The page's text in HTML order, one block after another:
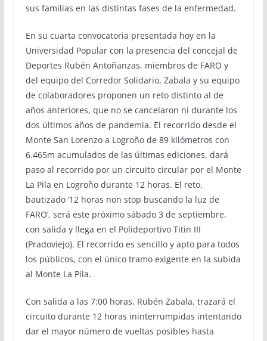
sus familias en las distintas fases de la enfermedad.
En su cuarta convocatoria presentada hoy en la
Universidad Popular con la presencia del concejal de
Deportes Rubén Antoñanzas, miembros de FARO y
del equipo del Corredor Solidario, Zabala y su equipo
de colaboradores proponen un reto distinto al de
años anteriores, que no se cancelaron ni durante los
dos últimos años de pandemia. El recorrido desde el
Monte San Lorenzo a Logroño de 89 kilómetros con
6.465m acumulados de las últimas ediciones, dará
paso al recorrido por un circuito circular por el Monte
La Pila en Logroño durante 12 horas. El reto,
bautizado ’12 horas non stop buscando la luz de
FARO’, será este próximo sábado 3 de septiembre,
con salida y llega en el Polideportivo Titin III
(Pradoviejo). El recorrido es sencillo y apto para todos
los públicos, con el único tramo exigente en la subida
al Monte La Pila.
Con salida a las 7:00 horas, Rubén Zabala, trazará el
circuito durante 12 horas ininterrumpidas intentando
dar el mayor número de vueltas posibles hasta